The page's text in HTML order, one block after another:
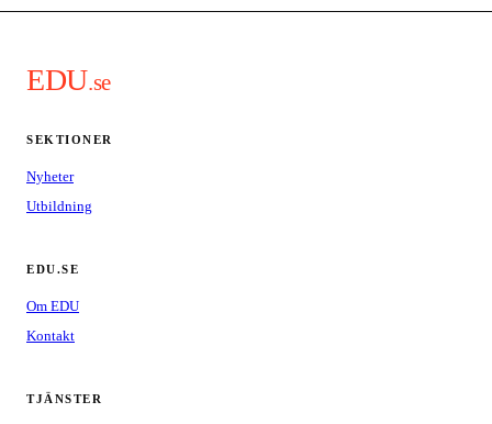
EDU.se
SEKTIONER
Nyheter
Utbildning
EDU.SE
Om EDU
Kontakt
TJÄNSTER